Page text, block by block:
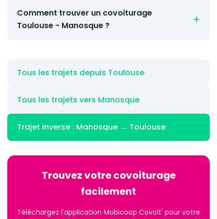
Comment trouver un covoiturage
Toulouse - Manosque ?
Tous les trajets depuis Toulouse
Tous les trajets vers Manosque
Trajet inverse : Manosque → Toulouse
Trouvez votre covoiturage
facilement
Téléchargez l'application Mobicoop Covoit' pour votre